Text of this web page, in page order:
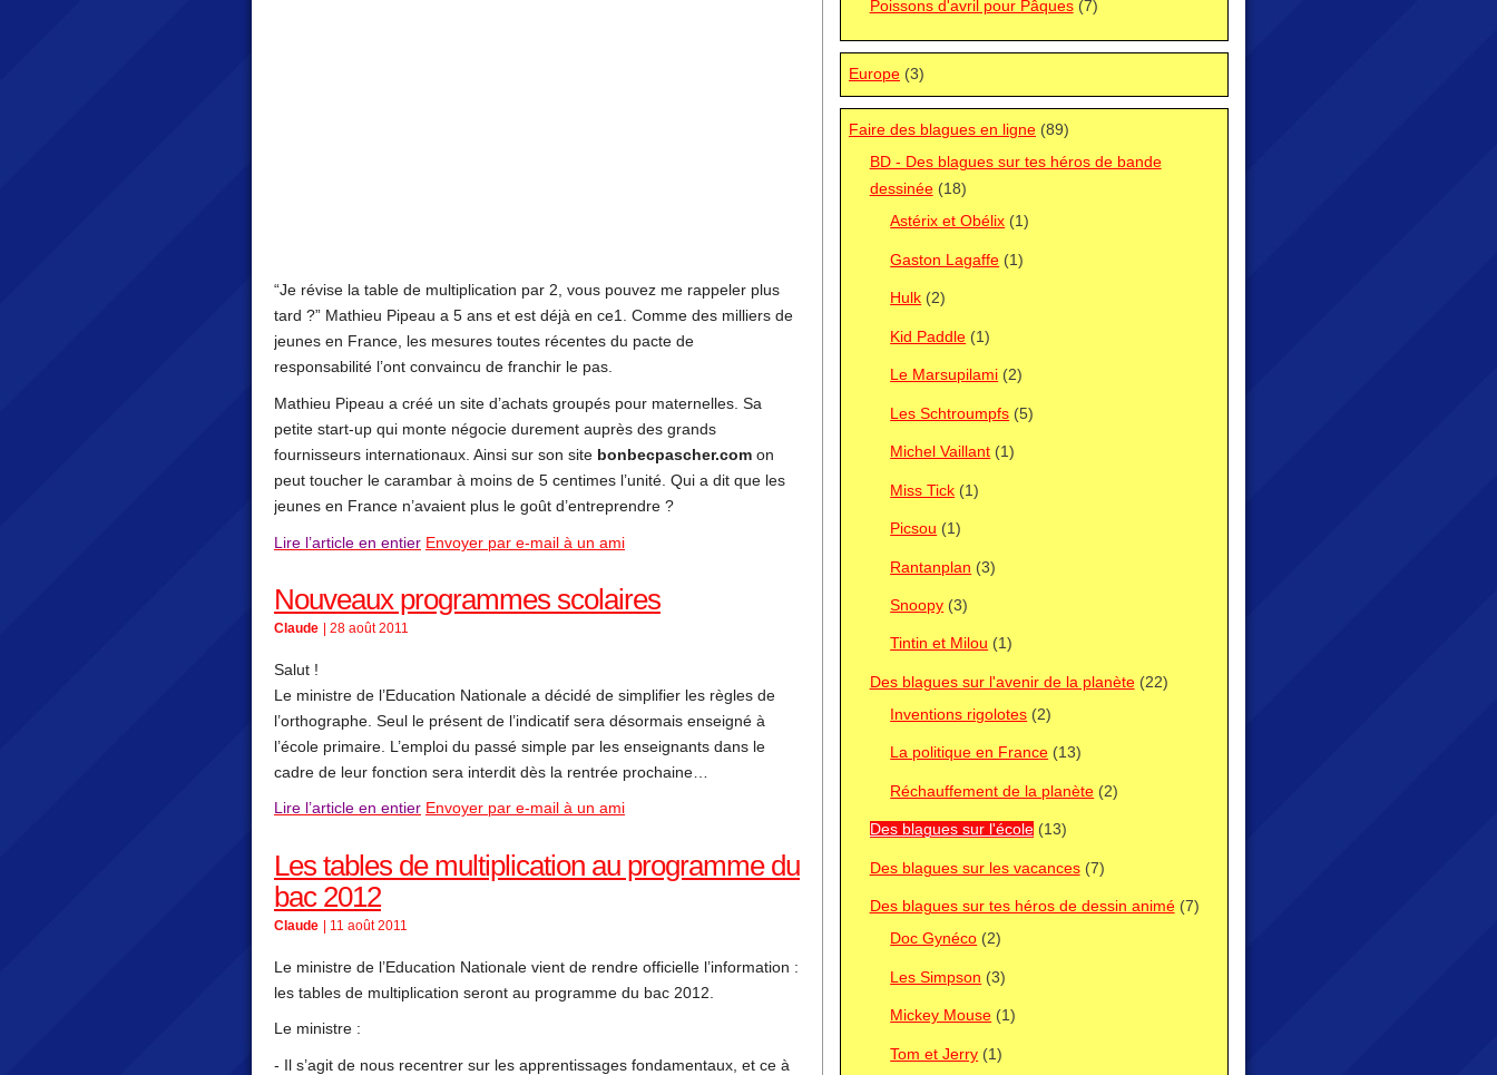
“Je révise la table de multiplication par 2, vous pouvez me rappeler plus
tard ?” Mathieu Pipeau a 5 ans et est déjà en ce1. Comme des milliers de
jeunes en France, les mesures toutes récentes du pacte de
responsabilité l’ont convaincu de franchir le pas.
Mathieu Pipeau a créé un site d’achats groupés pour maternelles. Sa
petite start-up qui monte négocie durement auprès des grands
fournisseurs internationaux. Ainsi sur son site bonbecpascher.com on
peut toucher le carambar à moins de 5 centimes l’unité. Qui a dit que les
jeunes en France n’avaient plus le goût d’entreprendre ?
Lire l’article en entier Envoyer par e-mail à un ami
Nouveaux programmes scolaires
Claude | 28 août 2011
Salut !
Le ministre de l’Education Nationale a décidé de simplifier les règles de
l’orthographe. Seul le présent de l’indicatif sera désormais enseigné à
l’école primaire. L’emploi du passé simple par les enseignants dans le
cadre de leur fonction sera interdit dès la rentrée prochaine…
Lire l’article en entier Envoyer par e-mail à un ami
Les tables de multiplication au programme du
bac 2012
Claude | 11 août 2011
Le ministre de l’Education Nationale vient de rendre officielle l’information :
les tables de multiplication seront au programme du bac 2012.
Le ministre :
- Il s’agit de nous recentrer sur les apprentissages fondamentaux, et ce à
Poissons d'avril pour Pâques(7)
Europe (3)
Faire des blagues en ligne (89)
BD - Des blagues sur tes héros de bande
dessinée(18)
Astérix et Obélix (1)
Gaston Lagaffe (1)
Hulk (2)
Kid Paddle (1)
Le Marsupilami (2)
Les Schtroumpfs (5)
Michel Vaillant (1)
Miss Tick (1)
Picsou (1)
Rantanplan (3)
Snoopy (3)
Tintin et Milou (1)
Des blagues sur l'avenir de la planète(22)
Inventions rigolotes (2)
La politique en France (13)
Réchauffement de la planète (2)
Des blagues sur l'école(13)
Des blagues sur les vacances(7)
Des blagues sur tes héros de dessin animé(7)
Doc Gynéco (2)
Les Simpson (3)
Mickey Mouse (1)
Tom et Jerry (1)